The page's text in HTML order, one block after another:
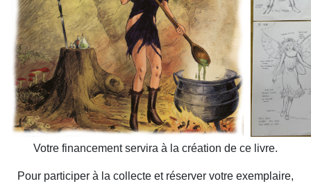
Votre financement servira à la création de ce livre.
Pour participer à la collecte et réserver votre exemplaire,